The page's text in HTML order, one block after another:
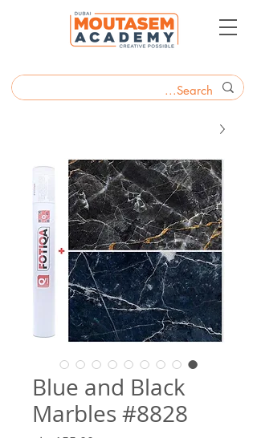
Blue and Black
Marbles #8828